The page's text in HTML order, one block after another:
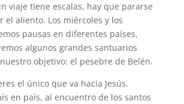
viaje tiene escalas, hay que pararse
el aliento. Los miércoles y los
pausas en diferentes países,
algunos grandes santuarios
objetivo: el pesebre de Belén.
el único que va hacia Jesús.
en país, al encuentro de los santos